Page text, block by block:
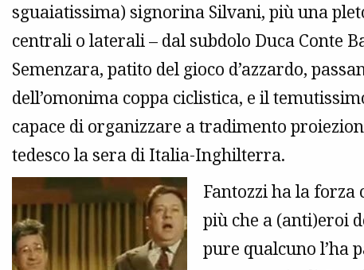
sguaiatissima) signorina Silvani, più una
centrali o laterali – dal subdolo Duca Conte
Semenzara, patito del gioco d’azzardo,
dell’omonima coppa ciclistica, e il
capace di organizzare a tradimento
tedesco la sera di Italia-Inghilterra.
Fantozzi ha la
più che a (anti)eroi
pure qualcuno l’ha